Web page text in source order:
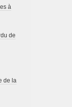
à
de
de la